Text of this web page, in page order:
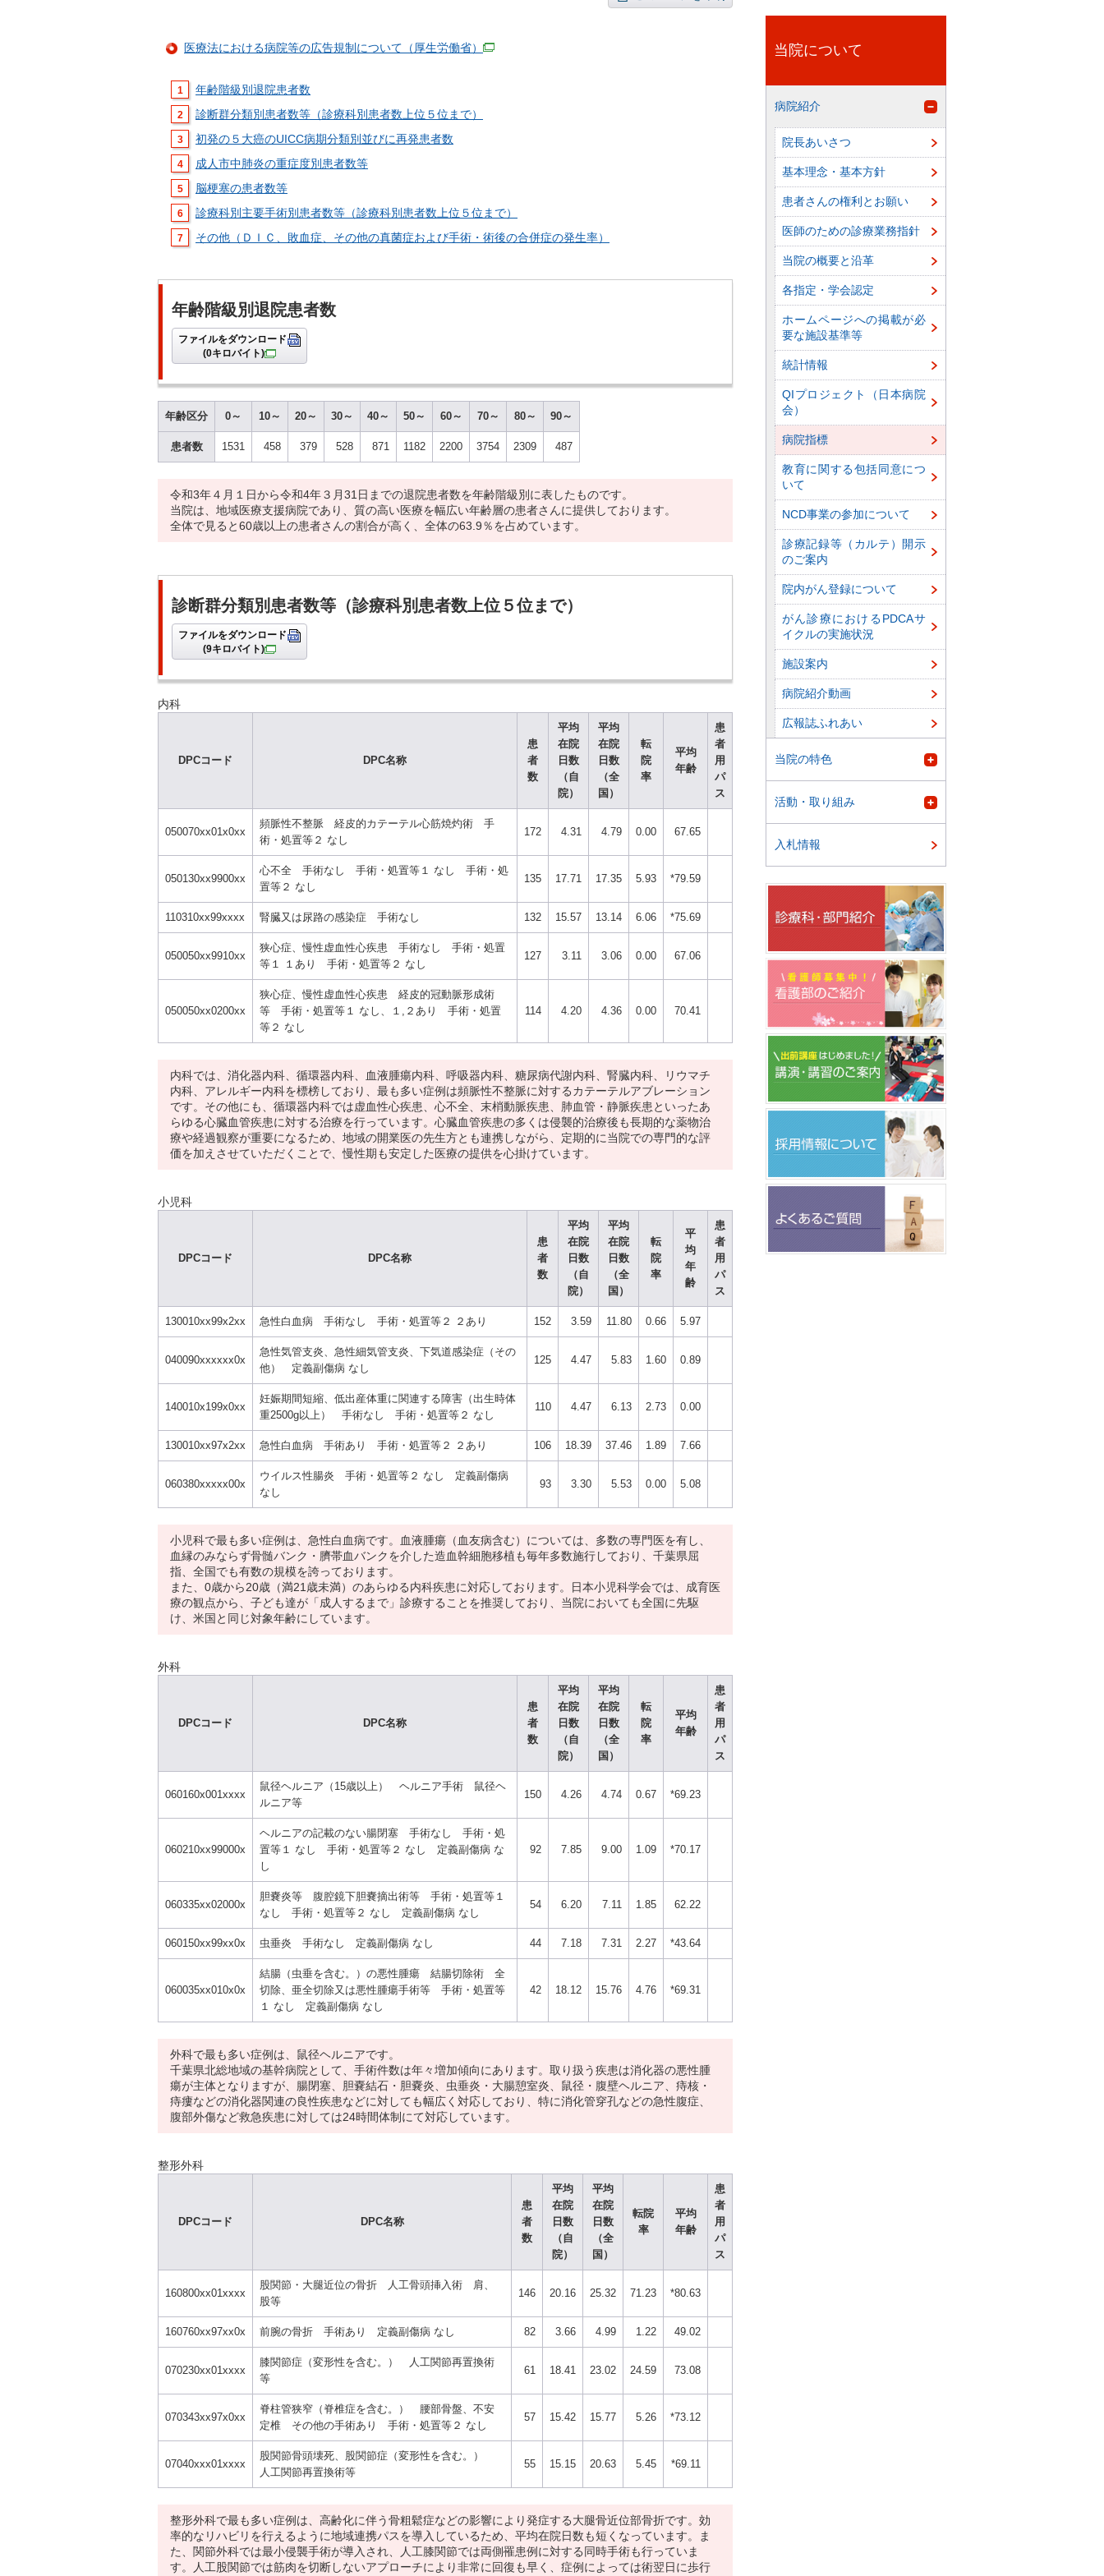
医療法における病院等の広告規制について（厚生労働省）
年齢階級別退院患者数
診断群分類別患者数等（診療科別患者数上位５位まで）
初発の５大癌のUICC病期分類別並びに再発患者数
成人市中肺炎の重症度別患者数等
脳梗塞の患者数等
診療科別主要手術別患者数等（診療科別患者数上位５位まで）
その他（ＤＩＣ、敗血症、その他の真菌症および手術・術後の合併症の発生率）
年齢階級別退院患者数
ファイルをダウンロード
(0キロバイト)
年齢区分 0～ 10～ 20～ 30～ 40～ 50～ 60～ 70～ 80～ 90～
患者数 1531 458 379 528 871 1182 2200 3754 2309 487
令和3年４月１日から令和4年３月31日までの退院患者数を年齢階級別に表したものです。
当院は、地域医療支援病院であり、質の高い医療を幅広い年齢層の患者さんに提供しております。
全体で見ると60歳以上の患者さんの割合が高く、全体の63.9％を占めています。
診断群分類別患者数等（診療科別患者数上位５位まで）
ファイルをダウンロード
(9キロバイト)
内科
DPCコード DPC名称
患
者
数
平均
在院
日数
（自
院）
平均
在院
日数
（全
国）
転
院
率
平均
年齢
患
者
用
パ
ス
050070xx01x0xx
頻脈性不整脈 経皮的カテーテル心筋焼灼術 手
術・処置等２ なし
172 4.31 4.79 0.00 67.65
050130xx9900xx
心不全 手術なし 手術・処置等１ なし 手術・処
置等２ なし
135 17.71 17.35 5.93 *79.59
110310xx99xxxx 腎臓又は尿路の感染症 手術なし 132 15.57 13.14 6.06 *75.69
050050xx9910xx
狭心症、慢性虚血性心疾患 手術なし 手術・処置
等１ １あり 手術・処置等２ なし
127 3.11 3.06 0.00 67.06
050050xx0200xx
狭心症、慢性虚血性心疾患 経皮的冠動脈形成術
等 手術・処置等１ なし、１,２あり 手術・処置
等２ なし
114 4.20 4.36 0.00 70.41
内科では、消化器内科、循環器内科、血液腫瘍内科、呼吸器内科、糖尿病代謝内科、腎臓内科、リウマチ
内科、アレルギー内科を標榜しており、最も多い症例は頻脈性不整脈に対するカテーテルアブレーション
です。その他にも、循環器内科では虚血性心疾患、心不全、末梢動脈疾患、肺血管・静脈疾患といったあ
らゆる心臓血管疾患に対する治療を行っています。心臓血管疾患の多くは侵襲的治療後も長期的な薬物治
療や経過観察が重要になるため、地域の開業医の先生方とも連携しながら、定期的に当院での専門的な評
価を加えさせていただくことで、慢性期も安定した医療の提供を心掛けています。
小児科
DPCコード DPC名称
患
者
数
平均
在院
日数
（自
院）
平均
在院
日数
（全
国）
転
院
率
平
均
年
齢
患
者
用
パ
ス
130010xx99x2xx 急性白血病 手術なし 手術・処置等２ ２あり 152 3.59 11.80 0.66 5.97
040090xxxxxx0x
急性気管支炎、急性細気管支炎、下気道感染症（その
他） 定義副傷病 なし
125 4.47 5.83 1.60 0.89
140010x199x0xx
妊娠期間短縮、低出産体重に関連する障害（出生時体
重2500g以上） 手術なし 手術・処置等２ なし
110 4.47 6.13 2.73 0.00
130010xx97x2xx 急性白血病 手術あり 手術・処置等２ ２あり 106 18.39 37.46 1.89 7.66
060380xxxxx00x
ウイルス性腸炎 手術・処置等２ なし 定義副傷病
なし
93 3.30 5.53 0.00 5.08
小児科で最も多い症例は、急性白血病です。血液腫瘍（血友病含む）については、多数の専門医を有し、
血縁のみならず骨髄バンク・臍帯血バンクを介した造血幹細胞移植も毎年多数施行しており、千葉県屈
指、全国でも有数の規模を誇っております。
また、0歳から20歳（満21歳未満）のあらゆる内科疾患に対応しております。日本小児科学会では、成育医
療の観点から、子ども達が「成人するまで」診療することを推奨しており、当院においても全国に先駆
け、米国と同じ対象年齢にしています。
外科
DPCコード DPC名称
患
者
数
平均
在院
日数
（自
院）
平均
在院
日数
（全
国）
転
院
率
平均
年齢
患
者
用
パ
ス
060160x001xxxx
鼠径ヘルニア（15歳以上） ヘルニア手術 鼠径ヘ
ルニア等
150 4.26 4.74 0.67 *69.23
060210xx99000x
ヘルニアの記載のない腸閉塞 手術なし 手術・処
置等１ なし 手術・処置等２ なし 定義副傷病 な
し
92 7.85 9.00 1.09 *70.17
060335xx02000x
胆嚢炎等 腹腔鏡下胆嚢摘出術等 手術・処置等１
なし 手術・処置等２ なし 定義副傷病 なし
54 6.20 7.11 1.85 62.22
060150xx99xx0x 虫垂炎 手術なし 定義副傷病 なし 44 7.18 7.31 2.27 *43.64
060035xx010x0x
結腸（虫垂を含む。）の悪性腫瘍 結腸切除術 全
切除、亜全切除又は悪性腫瘍手術等 手術・処置等
１ なし 定義副傷病 なし
42 18.12 15.76 4.76 *69.31
外科で最も多い症例は、鼠径ヘルニアです。
千葉県北総地域の基幹病院として、手術件数は年々増加傾向にあります。取り扱う疾患は消化器の悪性腫
瘍が主体となりますが、腸閉塞、胆嚢結石・胆嚢炎、虫垂炎・大腸憩室炎、鼠径・腹壁ヘルニア、痔核・
痔瘻などの消化器関連の良性疾患などに対しても幅広く対応しており、特に消化管穿孔などの急性腹症、
腹部外傷など救急疾患に対しては24時間体制にて対応しています。
整形外科
DPCコード DPC名称
患
者
数
平均
在院
日数
（自
院）
平均
在院
日数
（全
国）
転院
率
平均
年齢
患
者
用
パ
ス
160800xx01xxxx
股関節・大腿近位の骨折 人工骨頭挿入術 肩、
股等
146 20.16 25.32 71.23 *80.63
160760xx97xx0x 前腕の骨折 手術あり 定義副傷病 なし 82 3.66 4.99 1.22 49.02
070230xx01xxxx
膝関節症（変形性を含む。） 人工関節再置換術
等
61 18.41 23.02 24.59 73.08
070343xx97x0xx
脊柱管狭窄（脊椎症を含む。） 腰部骨盤、不安
定椎 その他の手術あり 手術・処置等２ なし
57 15.42 15.77 5.26 *73.12
07040xxx01xxxx
股関節骨頭壊死、股関節症（変形性を含む。）
人工関節再置換術等
55 15.15 20.63 5.45 *69.11
整形外科で最も多い症例は、高齢化に伴う骨粗鬆症などの影響により発症する大腿骨近位部骨折です。効
率的なリハビリを行えるように地域連携パスを導入しているため、平均在院日数も短くなっています。ま
た、関節外科では最小侵襲手術が導入され、人工膝関節では両側罹患例に対する同時手術も行っていま
す。人工股関節では筋肉を切断しないアプローチにより非常に回復も早く、症例によっては術翌日に歩行
当院について
病院紹介
院長あいさつ
基本理念・基本方針
患者さんの権利とお願い
医師のための診療業務指針
当院の概要と沿革
各指定・学会認定
ホームページへの掲載が必
要な施設基準等
統計情報
QIプロジェクト（日本病院
会）
病院指標
教育に関する包括同意につ
いて
NCD事業の参加について
診療記録等（カルテ）開示
のご案内
院内がん登録について
がん診療におけるPDCAサ
イクルの実施状況
施設案内
病院紹介動画
広報誌ふれあい
当院の特色
活動・取り組み
入札情報